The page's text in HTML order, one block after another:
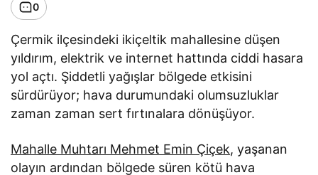
0
Çermik ilçesindeki ikiçeltik mahallesine düşen
yıldırım, elektrik ve internet hattında ciddi hasara
yol açtı. Şiddetli yağışlar bölgede etkisini
sürdürüyor; hava durumundaki olumsuzluklar
zaman zaman sert fırtınalara dönüşüyor.
Mahalle Muhtarı Mehmet Emin Çiçek, yaşanan
olayın ardından bölgede süren kötü hava